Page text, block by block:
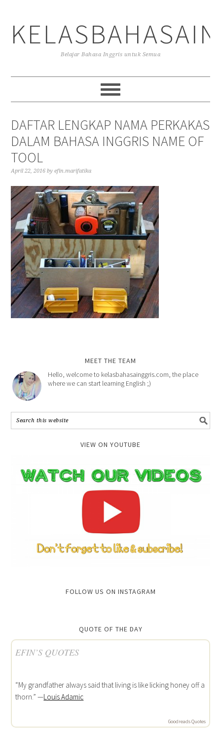
primary
navigation
main
content
primary
sidebar
Belajar Bahasa Inggris untuk Semua
DAFTAR LENGKAP NAMA PERKAKAS
DALAM BAHASA INGGRIS NAME OF
TOOL
April 22, 2016 byefin.marifatika
MEET THE TEAM
Hello, welcome to kelasbahasainggris.com, the place
where we can start learning English ;)
VIEW ON YOUTUBE
FOLLOW US ON INSTAGRAM
QUOTE OF THE DAY
EFIN’S QUOTES
“My grandfather always said that living is like licking honey off a
thorn.” —Louis Adamic
Goodreads Quotes